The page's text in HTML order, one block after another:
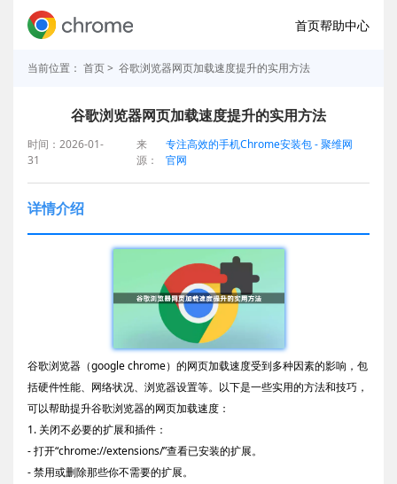
首页帮助中心
当前位置： 首页> 谷歌浏览器网页加载速度提升的实用方法
谷歌浏览器网页加载速度提升的实用方法
时间：2026-01-
31
来
源：
专注高效的手机Chrome安装包 - 聚维网
官网
详情介绍
谷歌浏览器（google chrome）的网页加载速度受到多种因素的影响，包
括硬件性能、网络状况、浏览器设置等。以下是一些实用的方法和技巧，
可以帮助提升谷歌浏览器的网页加载速度：
1. 关闭不必要的扩展和插件：
- 打开“chrome://extensions/”查看已安装的扩展。
- 禁用或删除那些你不需要的扩展。